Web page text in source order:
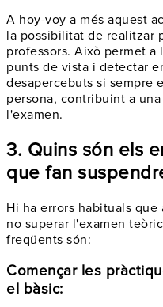
A hoy-voy a més aquest
la possibilitat de realitzar
professors. Això permet
punts de vista i detectar
desapercebuts si sempre
persona, contribuint a
l'examen.
3. Quins són els
que fan
Hi ha errors habituals
no superar l'examen
freqüents són:
Començar les
el bàsic: